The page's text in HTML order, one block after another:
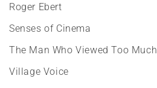
Roger Ebert
Senses of Cinema
The Man Who Viewed Too Much
Village Voice